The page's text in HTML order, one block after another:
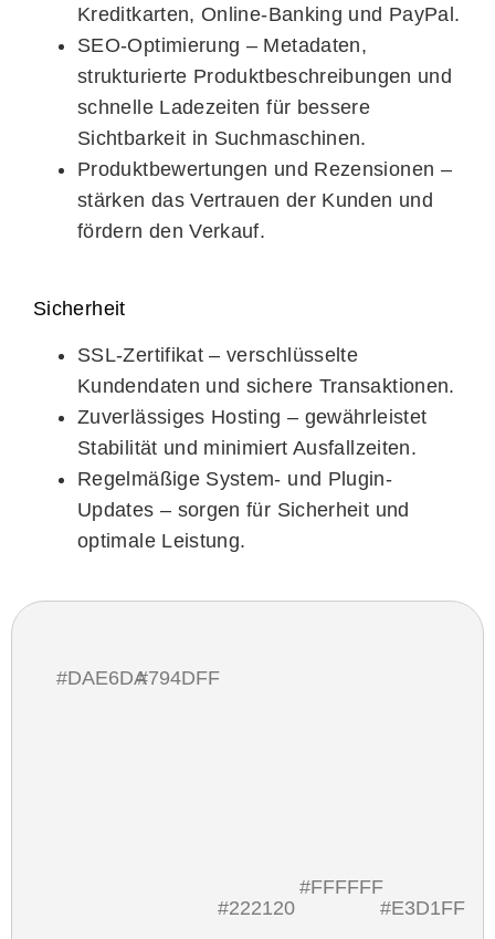
Kreditkarten, Online-Banking und PayPal.
SEO-Optimierung – Metadaten,
strukturierte Produktbeschreibungen und
schnelle Ladezeiten für bessere
Sichtbarkeit in Suchmaschinen.
Produktbewertungen und Rezensionen –
stärken das Vertrauen der Kunden und
fördern den Verkauf.
Sicherheit
SSL-Zertifikat – verschlüsselte
Kundendaten und sichere Transaktionen.
Zuverlässiges Hosting – gewährleistet
Stabilität und minimiert Ausfallzeiten.
Regelmäßige System- und Plugin-
Updates – sorgen für Sicherheit und
optimale Leistung.
#DAE6DA#794DFF
#222120
#FFFFFF
#E3D1FF